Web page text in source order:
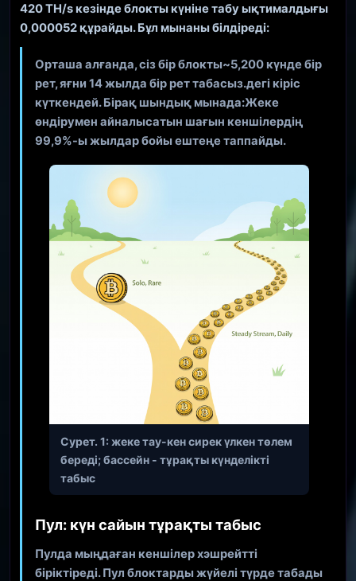
420 TH/s кезінде блокты күніне табу ықтималдығы
0,000052 құрайды. Бұл мынаны білдіреді:
Орташа алғанда, сіз бір блокты~5,200 күнде бір
рет, яғни 14 жылда бір реттабасыз.дегі кіріс
күткендей. Бірақ шындық мынада:Жеке
өндірумен айналысатын шағын кеншілердің
99,9%-ы жылдар бойы ештеңе таппайды.
Cурет. 1: жеке тау-кен сирек үлкен төлем
береді; бассейн - тұрақты күнделікті
табыс
Пул: күн сайын тұрақты табыс
Пулда мыңдаған кеншілер хэшрейтті
біріктіреді. Пул блоктарды жүйелі түрде табады